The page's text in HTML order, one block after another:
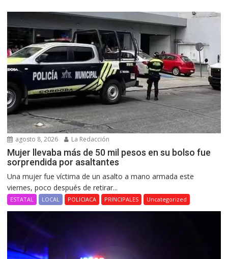
agosto 8, 2026 La Redacción
Mujer llevaba más de 50 mil pesos en su bolso fue
sorprendida por asaltantes
Una mujer fue víctima de un asalto a mano armada este
viernes, poco después de retirar...
ESTATAL LOCAL POLICIACA PRINCIPALES Uncategorized